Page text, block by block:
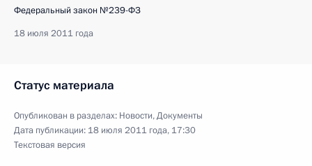
Федеральный закон №239-ФЗ
18 июля 2011 года
Статус материала
Опубликован в разделах: Новости,Документы
Дата публикации: 18 июля 2011 года, 17:30
Текстовая версия